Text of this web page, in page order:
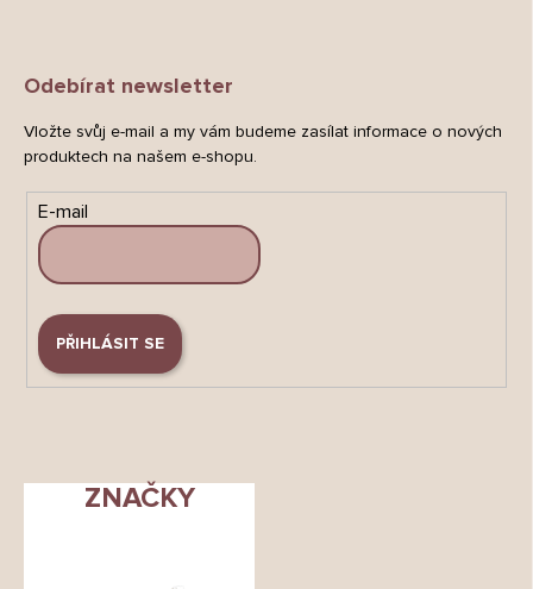
Odebírat newsletter
Vložte svůj e-mail a my vám budeme zasílat informace o nových
produktech na našem e-shopu.
E-mail
PŘIHLÁSIT SE
ZNAČKY